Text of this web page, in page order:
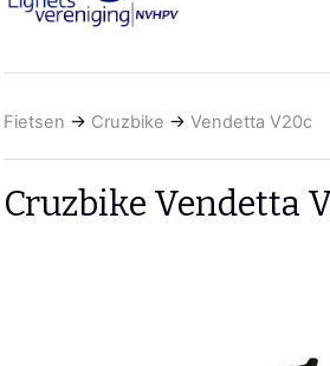
Fietsen → Cruzbike → Vendetta V20c
Cruzbike Vendetta